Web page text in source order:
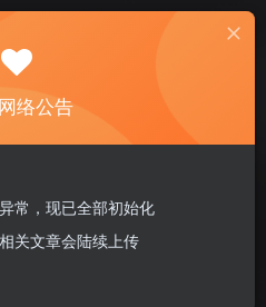
络公告
常，现已全部初始化
关文章会陆续上传